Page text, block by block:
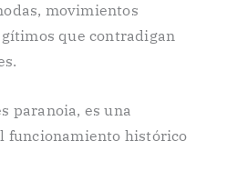
movimientos
que contradigan
paranoia, es una
funcionamiento histórico